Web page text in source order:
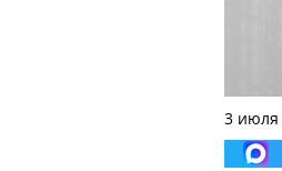
3 июля